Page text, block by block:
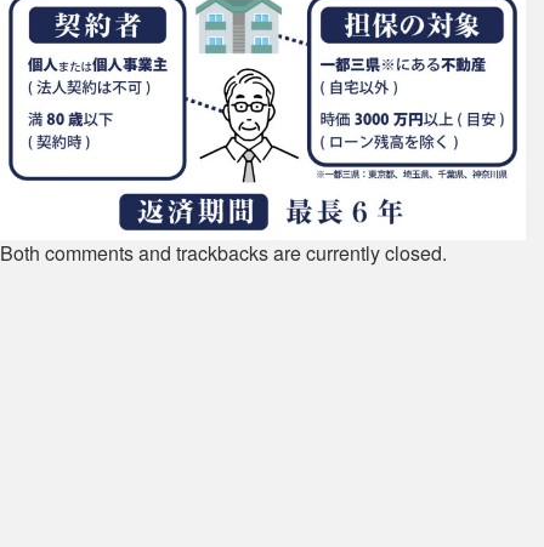
Both comments and trackbacks are currently closed.